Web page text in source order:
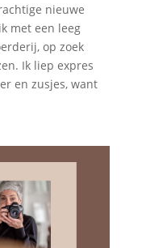
nieuwe
met een leeg
op zoek
Ik liep expres
en zusjes, want